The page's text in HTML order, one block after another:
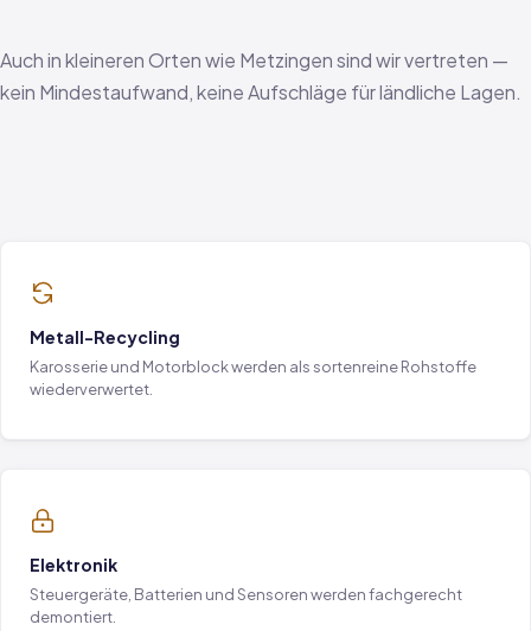
Auch in kleineren Orten wie Metzingen sind wir vertreten —
kein Mindestaufwand, keine Aufschläge für ländliche Lagen.
Metall-Recycling
Karosserie und Motorblock werden als sortenreine Rohstoffe
wiederverwertet.
Elektronik
Steuergeräte, Batterien und Sensoren werden fachgerecht
demontiert.